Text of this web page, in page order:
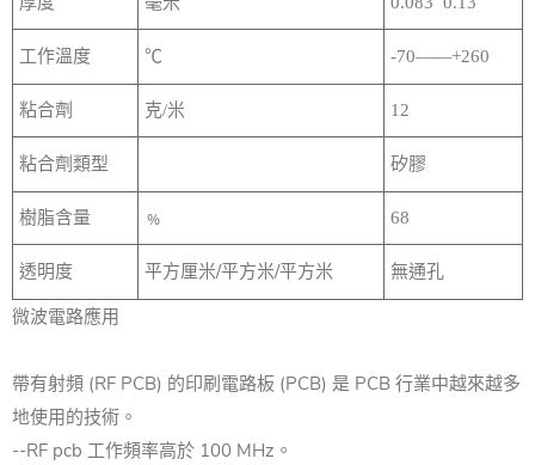
工作溫度 ℃ -70——+260
粘合劑 克/米 12
粘合劑類型 矽膠
樹脂含量 ﹪ 68
透明度 平方厘米/平方米/平方米 無通孔
微波電路應用
帶有射頻 (RF PCB) 的印刷電路板 (PCB) 是 PCB 行業中越來越多
地使用的技術。
--RF pcb 工作頻率高於 100 MHz。